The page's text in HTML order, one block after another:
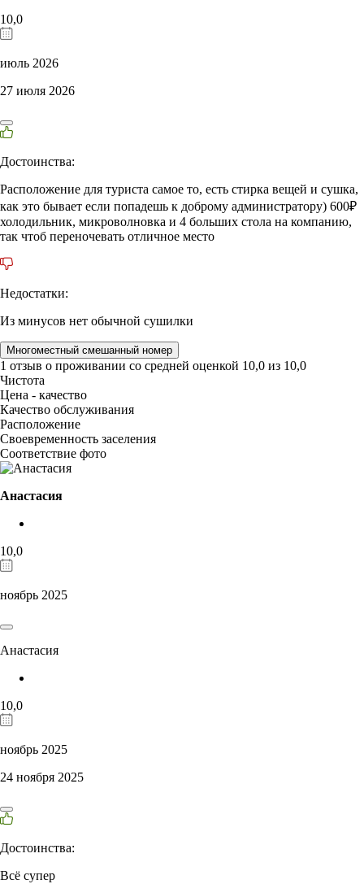
10,0
июль 2026
27 июля 2026
Достоинства:
Расположение для туриста самое то, есть стирка вещей и сушка,
как это бывает если попадешь к доброму администратору) 600₽
холодильник, микроволновка и 4 больших стола на компанию,
так чтоб переночевать отличное место
Недостатки:
Из минусов нет обычной сушилки
Многоместный смешанный номер
1 отзыв о проживании со средней оценкой 10,0 из 10,0
Чистота
Цена - качество
Качество обслуживания
Расположение
Своевременность заселения
Соответствие фото
Анастасия
10,0
ноябрь 2025
Анастасия
10,0
ноябрь 2025
24 ноября 2025
Достоинства:
Всё супер